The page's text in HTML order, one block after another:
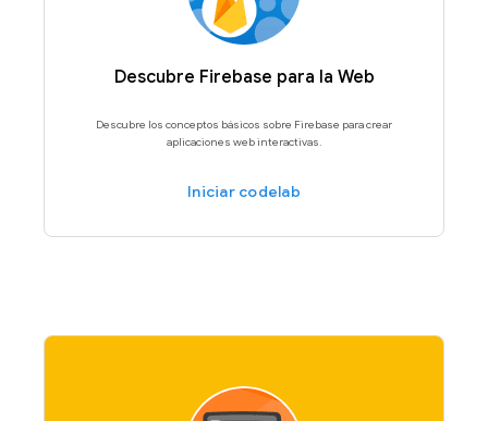
Descubre Firebase para la Web
Descubre los conceptos básicos sobre Firebase para crear
aplicaciones web interactivas.
Iniciar codelab